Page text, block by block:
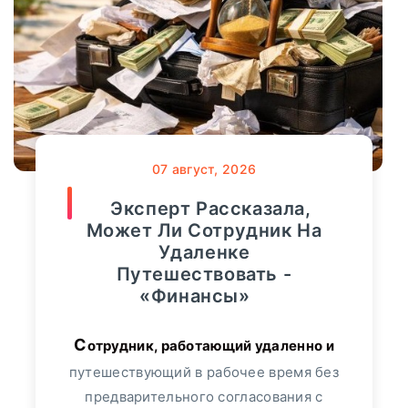
Онкозаболеваний -
«Тема Дня»
​ Спрос на страховые полисы на случай
онкологических заболеваний за год
«Росгосстрах», проанализировав темпы
сегмента. Больше всего спрос
увеличился...
Новости Банков 9186
Интервью 1289
Мнение 107
Финансы
Видео
Банк "ТРАСТ"
07 август, 2026
Эксперт Рассказала,
Может Ли Сотрудник На
Удаленке
Путешествовать -
«Финансы»
Сотрудник, работающий удаленно и
путешествующий в рабочее время без
предварительного согласования с